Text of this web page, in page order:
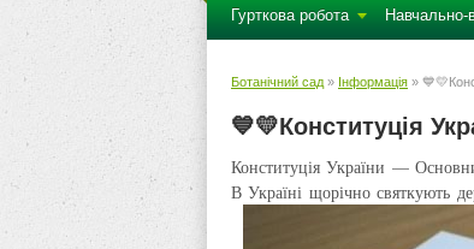
Гурткова робота Навчально-
Ботанічний сад » Інформація »
💙💛Конституція
Конституція України —
В Україні щорічно святкують